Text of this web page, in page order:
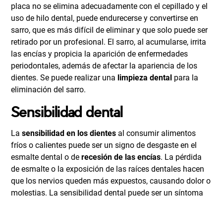
placa no se elimina adecuadamente con el cepillado y el
uso de hilo dental, puede endurecerse y convertirse en
sarro, que es más difícil de eliminar y que solo puede ser
retirado por un profesional. El sarro, al acumularse, irrita
las encías y propicia la aparición de enfermedades
periodontales, además de afectar la apariencia de los
dientes. Se puede realizar una limpieza dental para la
eliminación del sarro.
Sensibilidad dental
Lasensibilidad en los dientes al consumir alimentos
fríos o calientes puede ser un signo de desgaste en el
esmalte dental o derecesión de las encías. La pérdida
de esmalte o la exposición de las raíces dentales hacen
que los nervios queden más expuestos, causando dolor o
molestias. La sensibilidad dental puede ser un síntoma